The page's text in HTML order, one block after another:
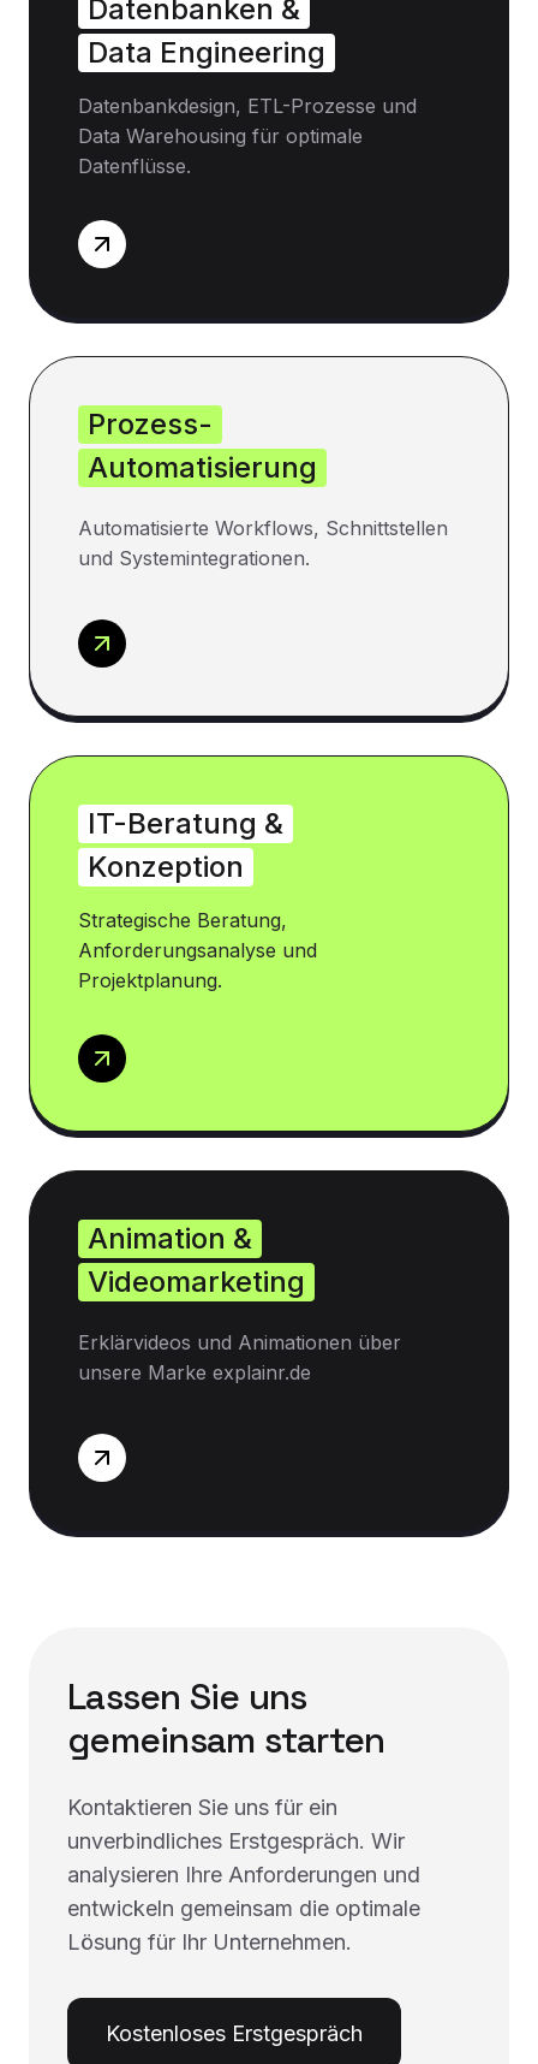
Datenbanken &
Data Engineering
Datenbankdesign, ETL-Prozesse und
Data Warehousing für optimale
Datenflüsse.
Prozess-
Automatisierung
Automatisierte Workflows, Schnittstellen
und Systemintegrationen.
IT-Beratung &
Konzeption
Strategische Beratung,
Anforderungsanalyse und
Projektplanung.
Animation &
Videomarketing
Erklärvideos und Animationen über
unsere Marke explainr.de
Lassen Sie uns
gemeinsam starten
Kontaktieren Sie uns für ein
unverbindliches Erstgespräch. Wir
analysieren Ihre Anforderungen und
entwickeln gemeinsam die optimale
Lösung für Ihr Unternehmen.
Kostenloses Erstgespräch